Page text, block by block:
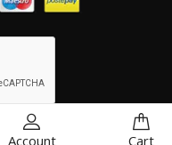
Account Cart